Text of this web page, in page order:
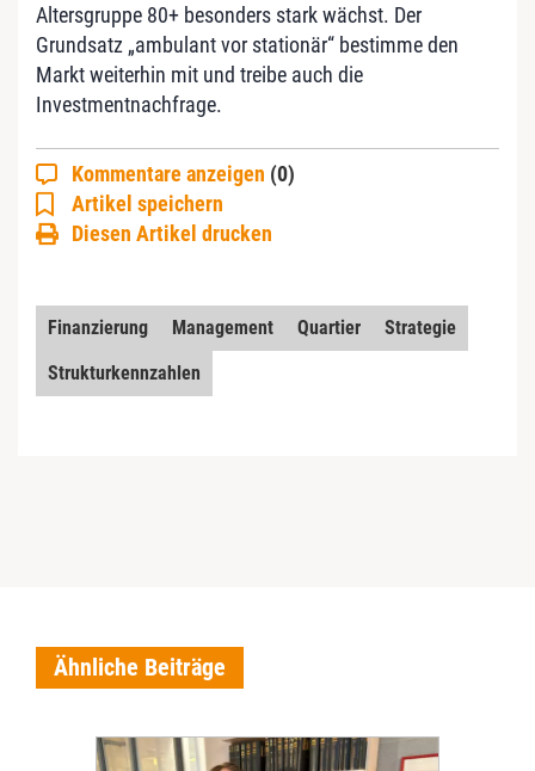
Altersgruppe 80+ besonders stark wächst. Der
Grundsatz „ambulant vor stationär“ bestimme den
Markt weiterhin mit und treibe auch die
Investmentnachfrage.
Kommentare anzeigen (0)
Artikel speichern
Diesen Artikel drucken
Finanzierung Management Quartier
Strategie
Strukturkennzahlen
Ähnliche Beiträge